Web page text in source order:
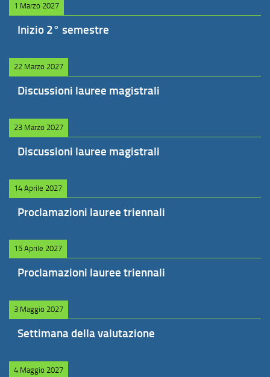
1 Marzo 2027
Inizio 2° semestre
22 Marzo 2027
Discussioni lauree magistrali
23 Marzo 2027
Discussioni lauree magistrali
14 Aprile 2027
Proclamazioni lauree triennali
15 Aprile 2027
Proclamazioni lauree triennali
3 Maggio 2027
Settimana della valutazione
4 Maggio 2027